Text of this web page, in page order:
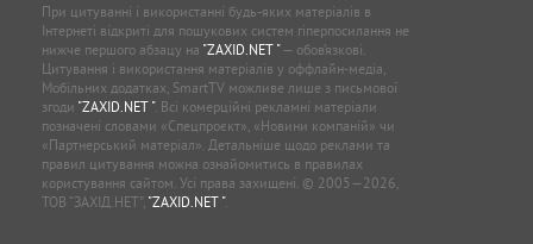
При цитуванні і використанні будь-яких матеріалів в
Інтернеті відкриті для пошукових систем гіперпосилання не
нижче першого абзацу на "ZAXID.NET "— обов’язкові.
Цитування і використання матеріалів у оффлайн-медіа,
Мобільних додатках, SmartTV можливе лише з письмової
згоди "ZAXID.NET ". Всі комерційні рекламні матеріали
позначені словами «Спецпроєкт», «Новини компаній» чи
«Партнерський матеріал». Детальніше щодо реклами та
правил цитування можна ознайомитись в правилах
користування сайтом. Усі права захищені. © 2005—2026,
ТОВ “ЗАХІД.НЕТ”, "ZAXID.NET ".